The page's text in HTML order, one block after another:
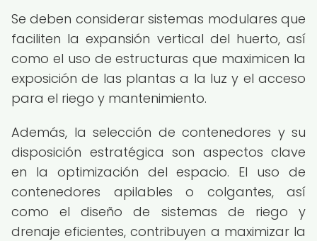
Se deben considerar sistemas modulares que
faciliten la expansión vertical del huerto, así
como el uso de estructuras que maximicen la
exposición de las plantas a la luz y el acceso
para el riego y mantenimiento.
Además, la selección de contenedores y su
disposición estratégica son aspectos clave
en la optimización del espacio. El uso de
contenedores apilables o colgantes, así
como el diseño de sistemas de riego y
drenaje eficientes, contribuyen a maximizar la